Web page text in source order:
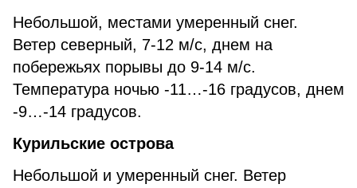
Небольшой, местами умеренный снег.
Ветер северный, 7-12 м/с, днем на
побережьях порывы до 9-14 м/с.
Температура ночью -11…-16 градусов, днем
-9…-14 градусов.
Курильские острова
Небольшой и умеренный снег. Ветер